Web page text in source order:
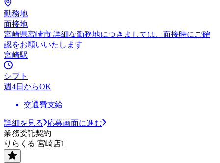
勤務地
面接地
宮崎県宮崎市 詳細な勤務地につきましては、面接時にご確
認をお願いいたします
宮崎駅
シフト
週4日からOK
交通費支給
詳細を見る
応募画面に進む
業務委託契約
りらくる 宮崎店1